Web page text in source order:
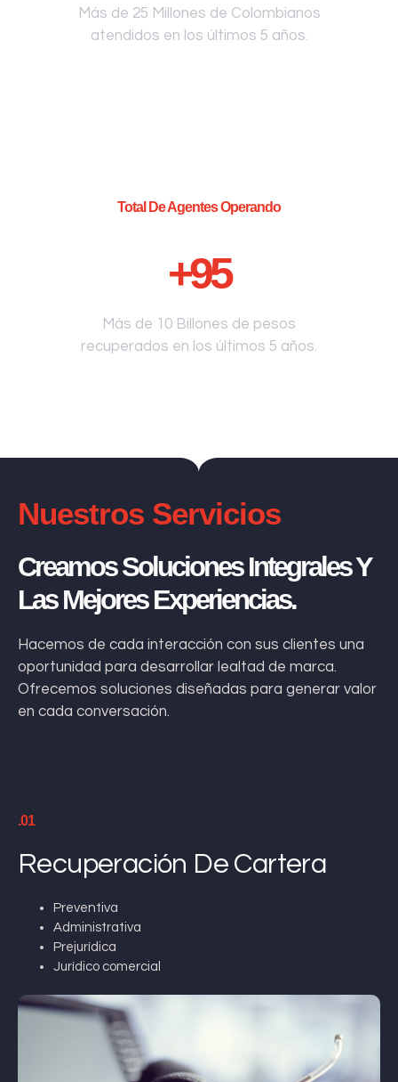
Más de 25 Millones de Colombianos
atendidos en los últimos 5 años.
Total De Agentes Operando
+95
Más de 10 Billones de pesos
recuperados en los últimos 5 años.
Nuestros Servicios
Creamos Soluciones Integrales Y
Las Mejores Experiencias.
Hacemos de cada interacción con sus clientes una
oportunidad para desarrollar lealtad de marca.
Ofrecemos soluciones diseñadas para generar valor
en cada conversación.
.01
Recuperación De Cartera
Preventiva
Administrativa
Prejurídica
Jurídico comercial